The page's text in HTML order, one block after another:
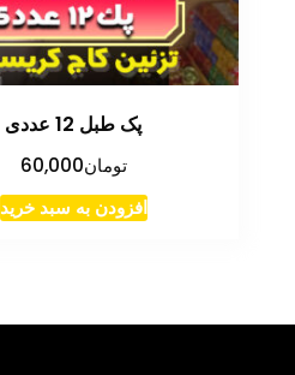
پک طبل 12 عددی
تومان60,000
افزودن به سبد خرید